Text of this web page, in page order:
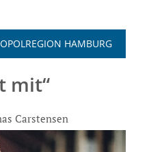
HAMBURG
mit“
Carstensen